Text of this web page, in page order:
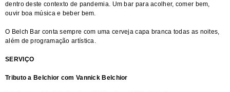
dentro deste contexto de pandemia. Um bar para acolher, comer bem,
ouvir boa música e beber bem.
O Belch Bar conta sempre com uma cerveja capa branca todas as noites,
além de programação artística.
SERVIÇO
Tributo a Belchior com Vannick Belchior